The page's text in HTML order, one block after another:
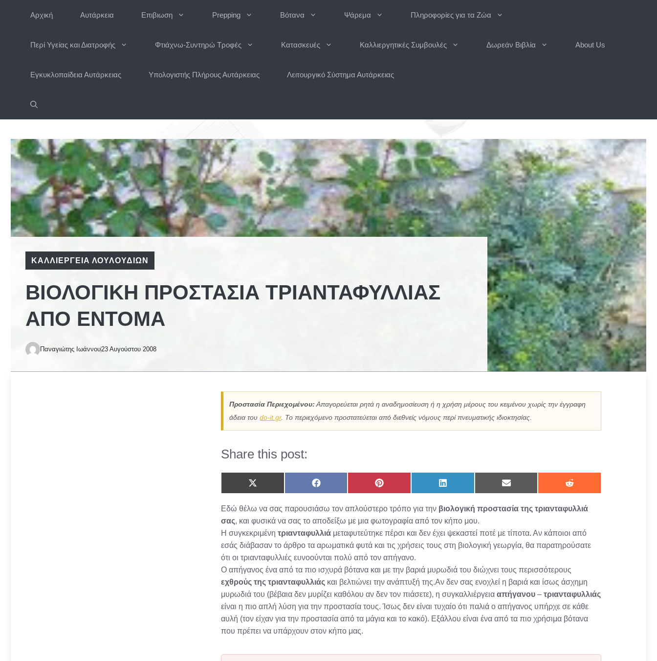
Αρχική Αυτάρκεια Επιβιωση Prepping Βότανα Ψάρεμα Πληροφορίες για τα Ζώα
Περί Υγείας και Διατροφής Φτιάχνω-Συντηρώ Τροφές Κατασκευές Καλλιεργητικές Συμβουλές Δωρεάν Βιβλία About Us
Εγκυκλοπαίδεια Αυτάρκειας Υπολογιστής Πλήρους Αυτάρκειας Λειτουργικό Σύστημα Αυτάρκειας
ΚΑΛΛΙΈΡΓΕΙΑ ΛΟΥΛΟΥΔΙΏΝ
ΒΙΟΛΟΓΙΚΉ ΠΡΟΣΤΑΣΊΑ ΤΡΙΑΝΤΑΦΥΛΛΙΆΣ
ΑΠΌ ΈΝΤΟΜΑ
Παναγιώτης Ιωάννου23 Αυγούστου 2008
Προστασία Περιεχομένου: Απαγορεύεται ρητά η αναδημοσίευση ή η χρήση μέρους του κειμένου χωρίς την έγγραφη
άδεια του do-it.gr. Το περιεχόμενο προστατεύεται από διεθνείς νόμους περί πνευματικής ιδιοκτησίας.
Share this post:
Share
on
(Twitter)
Share
on
Share
on
Share
on
Share
on
Share
on
Εδώ θέλω να σας παρουσιάσω τον απλούστερο τρόπο για την βιολογική προστασία της τριανταφυλλιά
σας, και φυσικά να σας το αποδείξω με μια φωτογραφία από τον κήπο μου.
Η συγκεκριμένη τριανταφυλλιά μεταφυτεύτηκε πέρσι και δεν έχει ψεκαστεί ποτέ με τίποτα. Αν κάποιοι από
εσάς διάβασαν το άρθρο τα αρωματικά φυτά και τις χρήσεις τους στη βιολογική γεωργία, θα παρατηρούσατε
ότι οι τριανταφυλλιές ευνοούνται πολύ από τον απήγανο.
Ο απήγανος ένα από τα πιο ισχυρά βότανα και με την βαριά μυρωδιά του διώχνει τους περισσότερους
εχθρούς της τριανταφυλλιάς και βελτιώνει την ανάπτυξή της.Αν δεν σας ενοχλεί η βαριά και ίσως άσχημη
μυρωδιά του (βέβαια δεν μυρίζει καθόλου αν δεν τον πιάσετε), η συγκαλλιέργεια απήγανου – τριανταφυλλιάς
είναι η πιο απλή λύση για την προστασία τους. Ίσως δεν είναι τυχαίο ότι παλιά ο απήγανος υπήρχε σε κάθε
αυλή (τον είχαν για την προστασία από τα μάγια και το κακό). Εξάλλου είναι ένα από τα πιο χρήσιμα βότανα
που πρέπει να υπάρχουν στον κήπο μας.